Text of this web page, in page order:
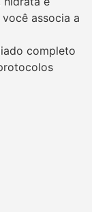
associa a
completo